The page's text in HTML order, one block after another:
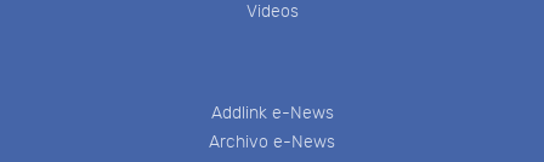
Videos
Addlink e-News
Archivo e-News